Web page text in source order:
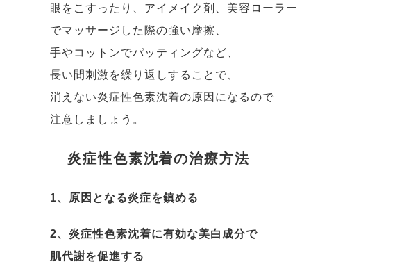
眼をこすったり、アイメイク剤、美容ローラー
でマッサージした際の強い摩擦、
手やコットンでパッティングなど、
長い間刺激を繰り返しすることで、
消えない炎症性色素沈着の原因になるので
注意しましょう。
炎症性色素沈着の治療方法
1、原因となる炎症を鎮める
2、炎症性色素沈着に有効な美白成分で
肌代謝を促進する